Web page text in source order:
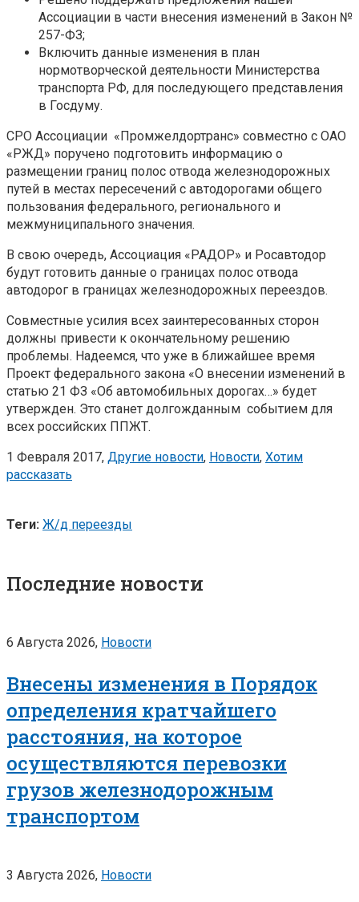
Ассоциации в части внесения изменений в Закон №
257-ФЗ;
Включить данные изменения в план
нормотворческой деятельности Министерства
транспорта РФ, для последующего представления
в Госдуму.
СРО Ассоциации «Промжелдортранс» совместно с ОАО
«РЖД» поручено подготовить информацию о
размещении границ полос отвода железнодорожных
путей в местах пересечений с автодорогами общего
пользования федерального, регионального и
межмуниципального значения.
В свою очередь, Ассоциация «РАДОР» и Росавтодор
будут готовить данные о границах полос отвода
автодорог в границах железнодорожных переездов.
Совместные усилия всех заинтересованных сторон
должны привести к окончательному решению
проблемы. Надеемся, что уже в ближайшее время
Проект федерального закона «О внесении изменений в
статью 21 ФЗ «Об автомобильных дорогах…» будет
утвержден. Это станет долгожданным событием для
всех российских ППЖТ.
1 Февраля 2017, Другие новости, Новости, Хотим
рассказать
Теги: Ж/д переезды
Последние новости
6 Августа 2026, Новости
Внесены изменения в Порядок
определения кратчайшего
расстояния, на которое
осуществляются перевозки
грузов железнодорожным
транспортом
3 Августа 2026, Новости